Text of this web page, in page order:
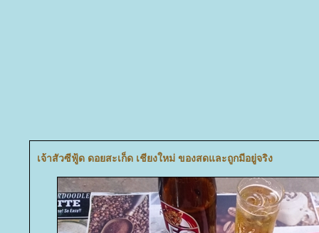
เจ้าสัวซีฟู้ด ดอยสะเก็ด เชียงใหม่ ของสดและถูกมีอยู่จริง